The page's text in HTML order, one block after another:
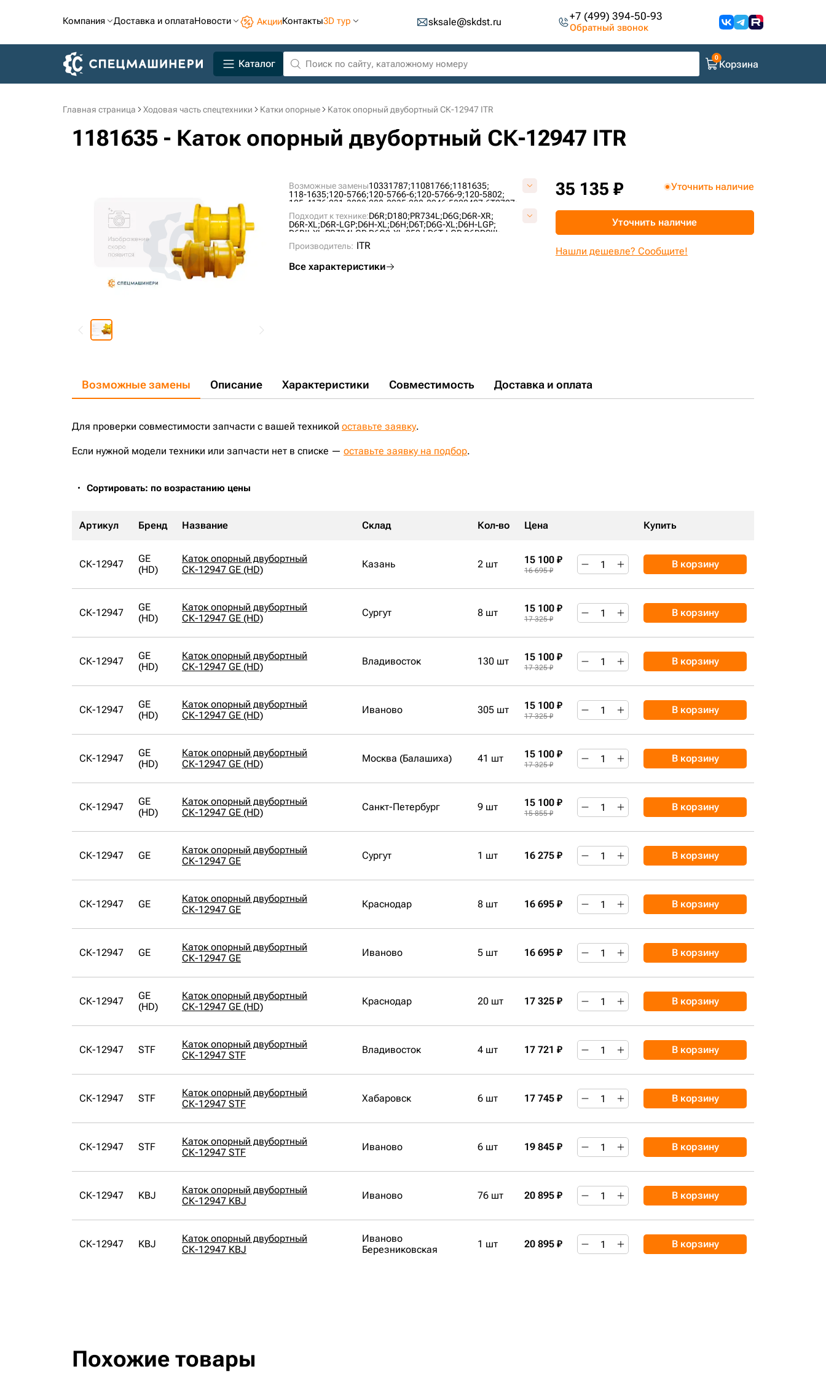
Компания Доставка и оплатаНовости АкцииКонтакты3D тур sksale@skdst.ru +7 (499) 394-50-93
Обратный звонок
Каталог Корзина
Главная страница Ходовая часть спецтехники Катки опорные Каток опорный двубортный СК-12947 ITR
1181635 - Каток опорный двубортный СК-12947 ITR
Возможные замены10331787;11081766;1181635;
118-1635;120-5766;120-5766-6;120-5766-9;120-5802;
125-4176;231-3088;288-0935;288-0946;5802407;6T0727;
6T4861;
7T4107;AT322778;B01060L0M00;
CR4298;CR5478;CR6089;UG189C4T;VB0106L0;VCR6089V;
Подходит к технике:D6R;D180;PR734L;D6G;D6R-XR;
D6R-XL;D6R-LGP;D6H-XL;D6H;D6T;D6G-XL;D6H-LGP;
D6RII-XL;PR734LGP;D6G2-XL;850J;D6T-LGP;D6RDSIII;
PR732L;
CASE2050M;
Производитель: ITR
Все характеристики
35 135 ₽ Уточнить наличие
Уточнить наличие
Нашли дешевле? Сообщите!
Возможные замены Описание Характеристики Совместимость Доставка и оплата
Для проверки совместимости запчасти с вашей техникой оставьте заявку.
Если нужной модели техники или запчасти нет в списке — оставьте заявку на подбор.
Сортировать: по возрастанию цены
Артикул Бренд Название Склад Кол-во Цена Купить
СК-12947
GE
(HD)
Каток опорный двубортный
СК-12947 GE (HD)
Казань 2 шт 15 100 ₽
16 695 ₽
В корзину
СК-12947
GE
(HD)
Каток опорный двубортный
СК-12947 GE (HD)
Сургут 8 шт 15 100 ₽
17 325 ₽
В корзину
СК-12947
GE
(HD)
Каток опорный двубортный
СК-12947 GE (HD)
Владивосток 130 шт 15 100 ₽
17 325 ₽
В корзину
СК-12947
GE
(HD)
Каток опорный двубортный
СК-12947 GE (HD)
Иваново 305 шт 15 100 ₽
17 325 ₽
В корзину
СК-12947
GE
(HD)
Каток опорный двубортный
СК-12947 GE (HD)
Москва (Балашиха) 41 шт 15 100 ₽
17 325 ₽
В корзину
СК-12947
GE
(HD)
Каток опорный двубортный
СК-12947 GE (HD)
Санкт-Петербург 9 шт 15 100 ₽
15 855 ₽
В корзину
СК-12947 GE
Каток опорный двубортный
СК-12947 GE
Сургут 1 шт 16 275 ₽ В корзину
СК-12947 GE
Каток опорный двубортный
СК-12947 GE
Краснодар 8 шт 16 695 ₽ В корзину
СК-12947 GE
Каток опорный двубортный
СК-12947 GE
Иваново 5 шт 16 695 ₽ В корзину
СК-12947
GE
(HD)
Каток опорный двубортный
СК-12947 GE (HD)
Краснодар 20 шт 17 325 ₽ В корзину
СК-12947 STF
Каток опорный двубортный
СК-12947 STF
Владивосток 4 шт 17 721 ₽ В корзину
СК-12947 STF
Каток опорный двубортный
СК-12947 STF
Хабаровск 6 шт 17 745 ₽ В корзину
СК-12947 STF
Каток опорный двубортный
СК-12947 STF
Иваново 6 шт 19 845 ₽ В корзину
СК-12947 KBJ
Каток опорный двубортный
СК-12947 KBJ
Иваново 76 шт 20 895 ₽ В корзину
СК-12947 KBJ
Каток опорный двубортный
СК-12947 KBJ
Иваново
Березниковская
1 шт 20 895 ₽ В корзину
Похожие товары